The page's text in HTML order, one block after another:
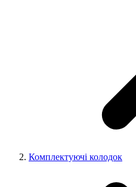
Комплектуючі колодок